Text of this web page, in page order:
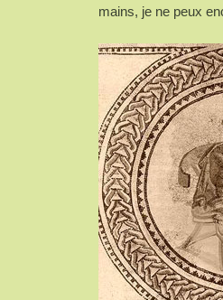
mains, je ne peux